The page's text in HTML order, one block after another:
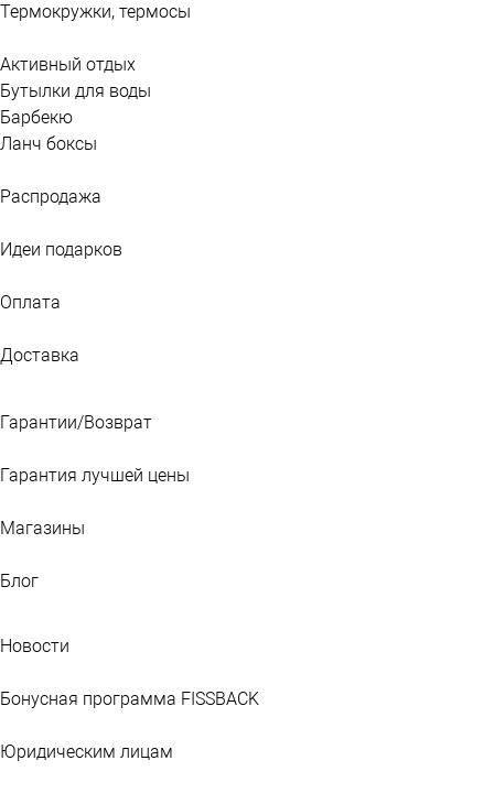
Термокружки, термосы
Активный отдых
Бутылки для воды
Барбекю
Ланч боксы
Распродажа
Идеи подарков
Оплата
Доставка
Гарантии/Возврат
Гарантия лучшей цены
Магазины
Блог
Новости
Бонусная программа FISSBACK
Юридическим лицам